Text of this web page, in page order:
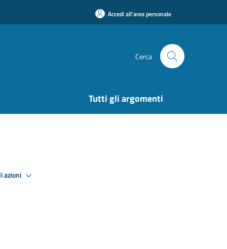
Accedi all'area personale
Cerca
Tutti gli argomenti
azioni